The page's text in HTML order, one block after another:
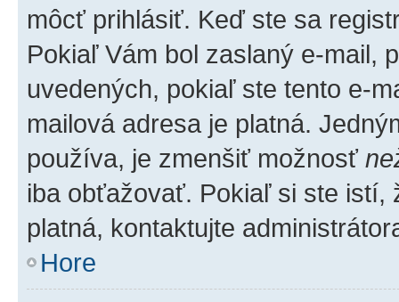
môcť prihlásiť. Keď ste sa
Pokiaľ Vám bol zaslaný e-mail,
uvedených, pokiaľ ste tento e-
mailová adresa je platná.
používa, je zmenšiť možnosť
iba obťažovať. Pokiaľ si ste istí,
platná, kontaktujte
Hore